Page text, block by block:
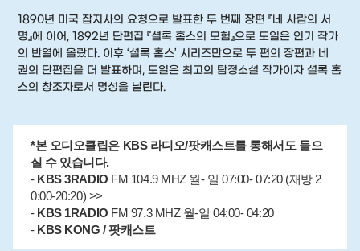
1890년 미국 잡지사의 요청으로 발표한 두 번째 장편 『네 사람의 서
명』에 이어, 1892년 단편집 『셜록 홈스의 모험』으로 도일은 인기 작가
의 반열에 올랐다. 이후 ‘셜록 홈스’ 시리즈만으로 두 편의 장편과 네
권의 단편집을 더 발표하며, 도일은 최고의 탐정소설 작가이자 셜록 홈
스의 창조자로서 명성을 날린다.
*본 오디오클립은 KBS 라디오/팟캐스트를 통해서도 들으
실 수 있습니다.
- KBS 3RADIO FM 104.9 MHZ 월- 일 07:00- 07:20 (재방 2
0:00-20:20) >>
- KBS 1RADIO FM 97.3 MHZ 월-일 04:00- 04:20
- KBS KONG / 팟캐스트